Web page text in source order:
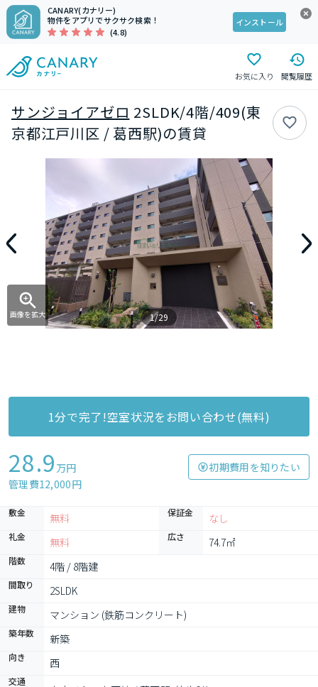
CANARY(カナリー)
物件をアプリでサクサク検索！
(4.8)
インストール
お気に入り 閲覧履歴
サンジョイアゼロ 2SLDK/4階/409(東
京都江戸川区 / 葛西駅)の賃貸
画像を拡大 1/29
1分で完了!空室状況をお問い合わせ(無料)
28.9 万円
管理費12,000円
初期費用を知りたい
敷金 無料 保証金 なし
礼金 無料 広さ 74.7㎡
階数 4階 / 8階建
間取り 2SLDK
建物 マンション (鉄筋コンクリート)
築年数 新築
向き 西
交通